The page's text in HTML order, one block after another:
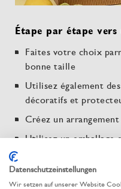
Étape par étape
Faites votre choix
bonne taille
Utilisez également
décoratifs et
Créez un
Utilisez un emballage
Datenschutzeinstellungen
Wir setzen auf unserer Website